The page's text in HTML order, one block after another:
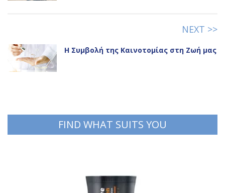
NEXT >>
Η Συμβολή της Καινοτομίας στη Ζωή μας
FIND WHAT SUITS YOU